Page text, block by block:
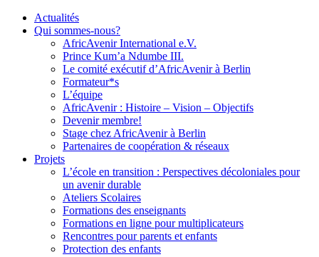
Actualités
Qui sommes-nous?
AfricAvenir International e.V.
Prince Kum’a Ndumbe III.
Le comité exécutif d’AfricAvenir à Berlin
Formateur*s
L’équipe
AfricAvenir : Histoire – Vision – Objectifs
Devenir membre!
Stage chez AfricAvenir à Berlin
Partenaires de coopération & réseaux
Projets
L’école en transition : Perspectives décoloniales pour
un avenir durable
Ateliers Scolaires
Formations des enseignants
Formations en ligne pour multiplicateurs
Rencontres pour parents et enfants
Protection des enfants